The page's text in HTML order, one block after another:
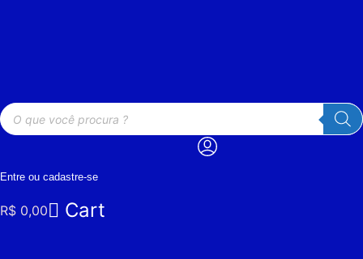
Pesquisar
produtos
Entre ou cadastre-se
R$ 0,00 Cart